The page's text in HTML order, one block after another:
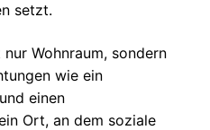
setzt.
Wohnraum, sondern
wie ein
einen
Ort, an dem soziale